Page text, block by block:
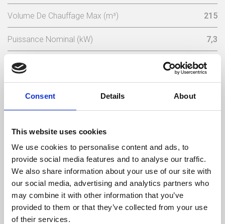
Consent Details About
This website uses cookies
We use cookies to personalise content and ads, to
provide social media features and to analyse our traffic.
We also share information about your use of our site with
our social media, advertising and analytics partners who
may combine it with other information that you’ve
provided to them or that they’ve collected from your use
of their services.
Volume De Chauffage Max (m³) 215
Puissance Nominal (kW) 7,3
Puissance D’utilisation (kW) 5,1 - 9,5
Longueur De Bois Maximale (mm) 300
Poids (kg)
Sortie Des Fumées (mm)
Dépression Nécessaire Dans La Cheminée (pa) 12
Rendement Consommation
Volume chauffé
maximum